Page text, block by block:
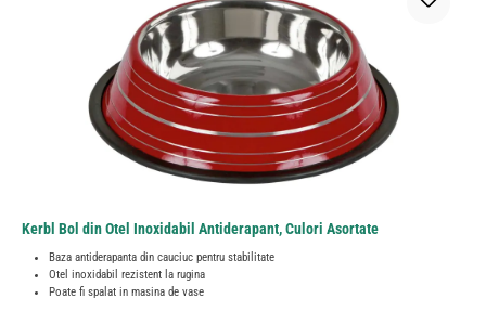
Kerbl Bol din Otel Inoxidabil Antiderapant, Culori Asortate
Baza antiderapanta din cauciuc pentru stabilitate
Otel inoxidabil rezistent la rugina
Poate fi spalat in masina de vase